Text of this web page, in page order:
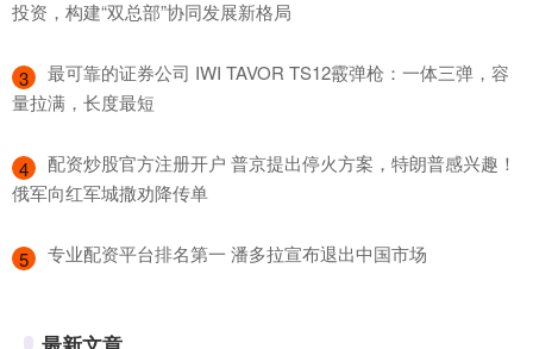
投资，构建“双总部”协同发展新格局
3
​最可靠的证券公司 IWI TAVOR TS12霰弹枪：一体三弹，容
量拉满，长度最短
4
​配资炒股官方注册开户 普京提出停火方案，特朗普感兴趣！
俄军向红军城撒劝降传单
5 ​专业配资平台排名第一 潘多拉宣布退出中国市场